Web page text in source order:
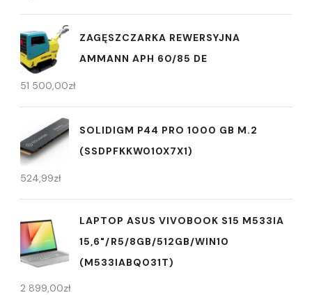
ZAGĘSZCZARKA REWERSYJNA
AMMANN APH 60/85 DE
51 500,00zł
SOLIDIGM P44 PRO 1000 GB M.2
(SSDPFKKW010X7X1)
524,99zł
LAPTOP ASUS VIVOBOOK S15 M533IA
15,6"/R5/8GB/512GB/WIN10
(M533IABQ031T)
2 899,00zł